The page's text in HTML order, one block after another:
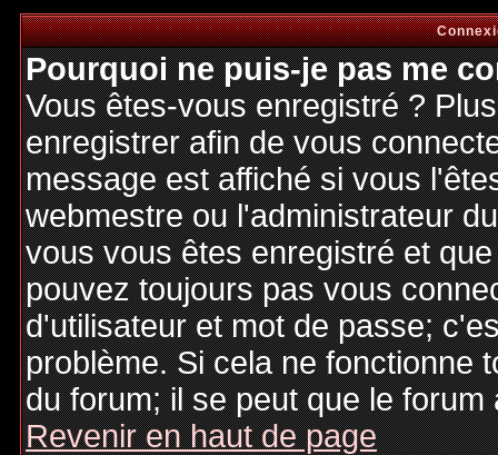
Pourquoi ne puis-je pas me
Vous êtes-vous enregistré ?
enregistrer afin de vous
message est affiché si vous
webmestre ou l'administrateur
vous vous êtes enregistré et
pouvez toujours pas vous
d'utilisateur et mot de passe;
problème. Si cela ne fonctionne
du forum; il se peut que le
Revenir en haut de page